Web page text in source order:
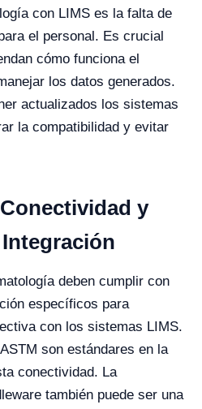
con LIMS es la falta de
el personal. Es crucial
cómo funciona el
los datos generados.
actualizados los sistemas
la compatibilidad y evitar
y
deben cumplir con
específicos para
con los sistemas LIMS.
son estándares en la
conectividad. La
también puede ser una